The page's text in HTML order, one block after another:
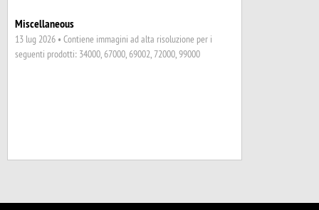
Miscellaneous
13 lug 2026 • Contiene immagini ad alta risoluzione per i
seguenti prodotti: 34000, 67000, 69002, 72000, 99000